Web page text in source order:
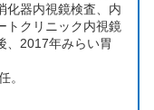
化器内視鏡検査、内
トクリニック内視鏡
、2017年みらい胃
。